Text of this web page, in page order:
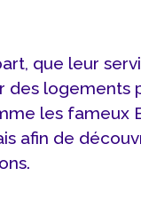
que leur
des logements
les fameux
afin de